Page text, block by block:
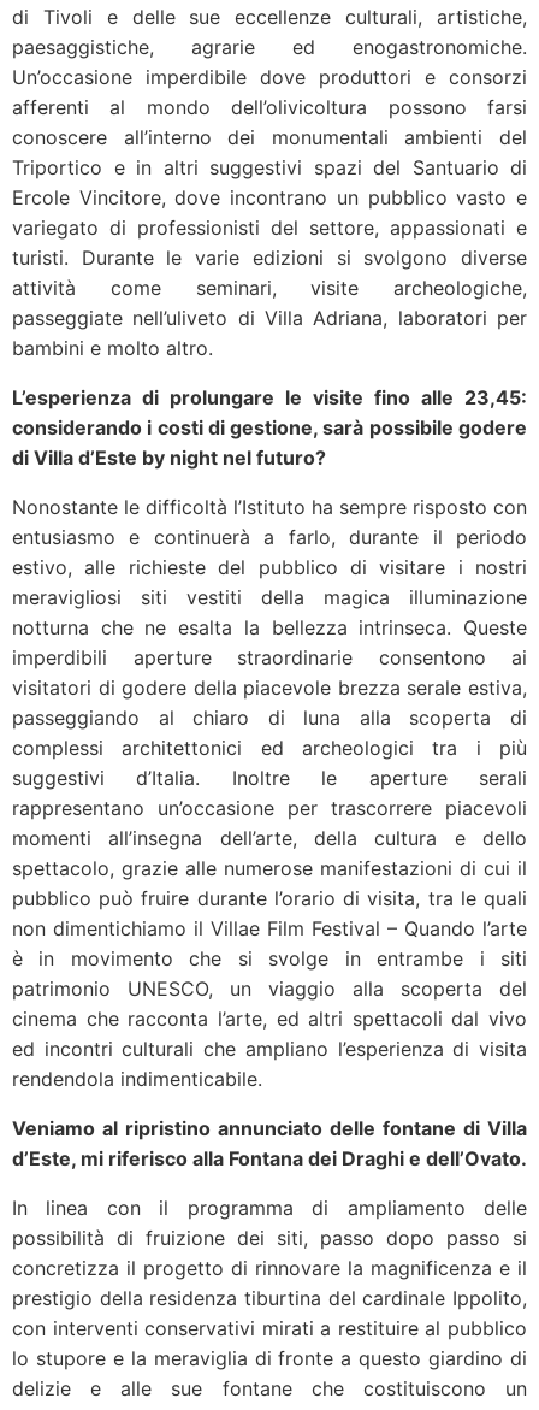
di Tivoli e delle sue eccellenze culturali, artistiche,
paesaggistiche, agrarie ed enogastronomiche.
Un’occasione imperdibile dove produttori e consorzi
afferenti al mondo dell’olivicoltura possono farsi
conoscere all’interno dei monumentali ambienti del
Triportico e in altri suggestivi spazi del Santuario di
Ercole Vincitore, dove incontrano un pubblico vasto e
variegato di professionisti del settore, appassionati e
turisti. Durante le varie edizioni si svolgono diverse
attività come seminari, visite archeologiche,
passeggiate nell’uliveto di Villa Adriana, laboratori per
bambini e molto altro.
L’esperienza di prolungare le visite fino alle 23,45:
considerando i costi di gestione, sarà possibile godere
di Villa d’Este by night nel futuro?
Nonostante le difficoltà l’Istituto ha sempre risposto con
entusiasmo e continuerà a farlo, durante il periodo
estivo, alle richieste del pubblico di visitare i nostri
meravigliosi siti vestiti della magica illuminazione
notturna che ne esalta la bellezza intrinseca. Queste
imperdibili aperture straordinarie consentono ai
visitatori di godere della piacevole brezza serale estiva,
passeggiando al chiaro di luna alla scoperta di
complessi architettonici ed archeologici tra i più
suggestivi d’Italia. Inoltre le aperture serali
rappresentano un’occasione per trascorrere piacevoli
momenti all’insegna dell’arte, della cultura e dello
spettacolo, grazie alle numerose manifestazioni di cui il
pubblico può fruire durante l’orario di visita, tra le quali
non dimentichiamo il Villae Film Festival – Quando l’arte
è in movimento che si svolge in entrambe i siti
patrimonio UNESCO, un viaggio alla scoperta del
cinema che racconta l’arte, ed altri spettacoli dal vivo
ed incontri culturali che ampliano l’esperienza di visita
rendendola indimenticabile.
Veniamo al ripristino annunciato delle fontane di Villa
d’Este, mi riferisco alla Fontana dei Draghi e dell’Ovato.
In linea con il programma di ampliamento delle
possibilità di fruizione dei siti, passo dopo passo si
concretizza il progetto di rinnovare la magnificenza e il
prestigio della residenza tiburtina del cardinale Ippolito,
con interventi conservativi mirati a restituire al pubblico
lo stupore e la meraviglia di fronte a questo giardino di
delizie e alle sue fontane che costituiscono un